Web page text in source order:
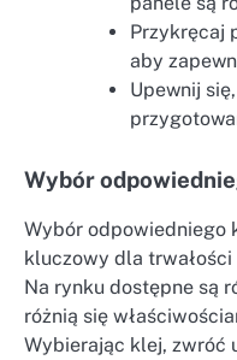
Przykręcaj
aby
Upewnij
Wybór
Wybór odpowiedniego
kluczowy dla
Na rynku dostępne są
różnią się
Wybierając klej, zwróć